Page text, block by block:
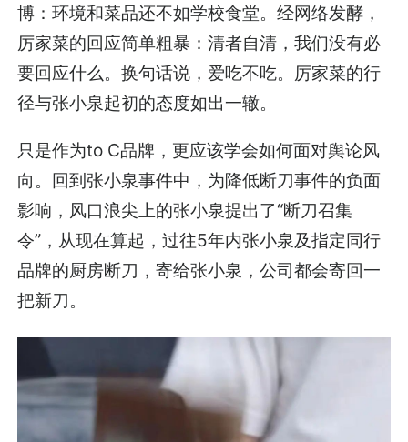
博：环境和菜品还不如学校食堂。经网络发酵，
厉家菜的回应简单粗暴：清者自清，我们没有必
要回应什么。换句话说，爱吃不吃。厉家菜的行
径与张小泉起初的态度如出一辙。
只是作为to C品牌，更应该学会如何面对舆论风
向。回到张小泉事件中，为降低断刀事件的负面
影响，风口浪尖上的张小泉提出了“断刀召集
令”，从现在算起，过往5年内张小泉及指定同行
品牌的厨房断刀，寄给张小泉，公司都会寄回一
把新刀。